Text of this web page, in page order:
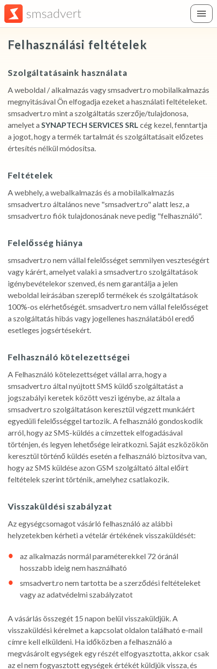
Felhasználási feltételek
Szolgáltatásaink használata
A weboldal / alkalmazás vagy smsadvert.ro mobilalkalmazás
megnyitásával Ön elfogadja ezeket a használati feltételeket.
smsadvert.ro mint a szolgáltatás szerzője/tulajdonosa,
amelyet aSYNAPTECH SERVICES SRL cég kezel, fenntartja
a jogot, hogy a termék tartalmát és szolgáltatásait előzetes
értesítés nélkül módosítsa.
Feltételek
A webhely, a webalkalmazás és a mobilalkalmazás
smsadvert.ro általános neve "smsadvert.ro" alatt lesz, a
smsadvert.ro fiók tulajdonosának neve pedig "felhasználó".
Felelősség hiánya
smsadvert.ro nem vállal felelősséget semmilyen veszteségért
vagy kárért, amelyet valaki a smsadvert.ro szolgáltatások
igénybevételekor szenved, és nem garantálja a jelen
weboldal leírásában szereplő termékek és szolgáltatások
100%-os elérhetőségét. smsadvert.ro nem vállal felelősséget
a szolgáltatás hibás vagy jogellenes használatából eredő
esetleges jogsértésekért.
Felhasználó kötelezettségei
A Felhasználó kötelezettséget vállal arra, hogy a
smsadvert.ro által nyújtott SMS küldő szolgáltatást a
jogszabályi keretek között veszi igénybe, az általa a
smsadvert.ro szolgáltatáson keresztül végzett munkáért
egyedüli felelősséggel tartozik. A felhasználó gondoskodik
arról, hogy az SMS-küldés a címzettek elfogadásával
történjen, és legyen lehetősége leiratkozni. Saját eszközökön
keresztül történő küldés esetén a felhasználó biztosítva van,
hogy az SMS küldése azon GSM szolgáltató által előírt
feltételek szerint történik, amelyhez csatlakozik.
Visszaküldési szabályzat
Az egységcsomagot vásárló felhasználó az alábbi
helyzetekben kérheti a vételár értékének visszaküldését:
az alkalmazás normál paraméterekkel 72 óránál
hosszabb ideig nem használható
smsadvert.ro nem tartotta be a szerződési feltételeket
vagy az adatvédelmi szabályzatot
A vásárlás összegét 15 napon belül visszaküldjük. A
visszaküldési kérelmet a kapcsolat oldalon található e-mail
címre kell elküldeni. Ha időközben a felhasználó a
megvásárolt egységek egy részét elfogyasztotta, akkor csak
az el nem fogyasztott egységek értékét küldjük vissza, és